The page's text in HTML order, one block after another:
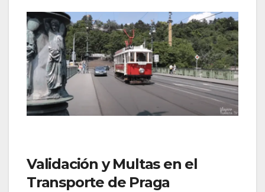
Validación y Multas en el
Transporte de Praga